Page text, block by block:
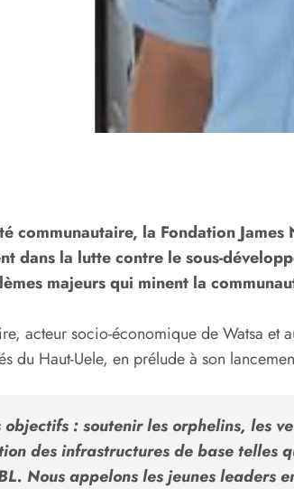
communautaire, la Fondation
dans la lutte contre le sous-
majeurs qui minent la
acteur socio-économique de Watsa
du Haut-Uele, en prélude à son
: soutenir les orphelins, les
des infrastructures de base telles
Nous appelons les jeunes